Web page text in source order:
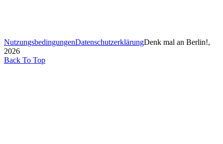
NutzungsbedingungenDatenschutzerklärungDenk mal an Berlin!,
2026
Back To Top